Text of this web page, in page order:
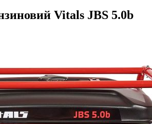
Vitals JBS 5.0b